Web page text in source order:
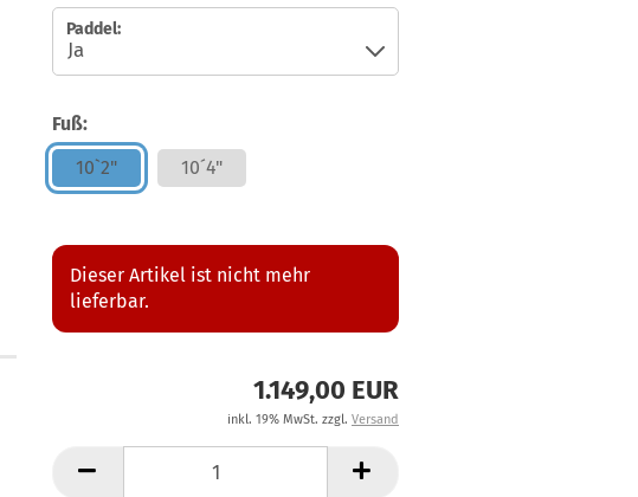
Paddel:
Fuß:
10`2"
10´4"
Dieser Artikel ist nicht mehr
lieferbar.
1.149,00 EUR
inkl. 19% MwSt. zzgl. Versand